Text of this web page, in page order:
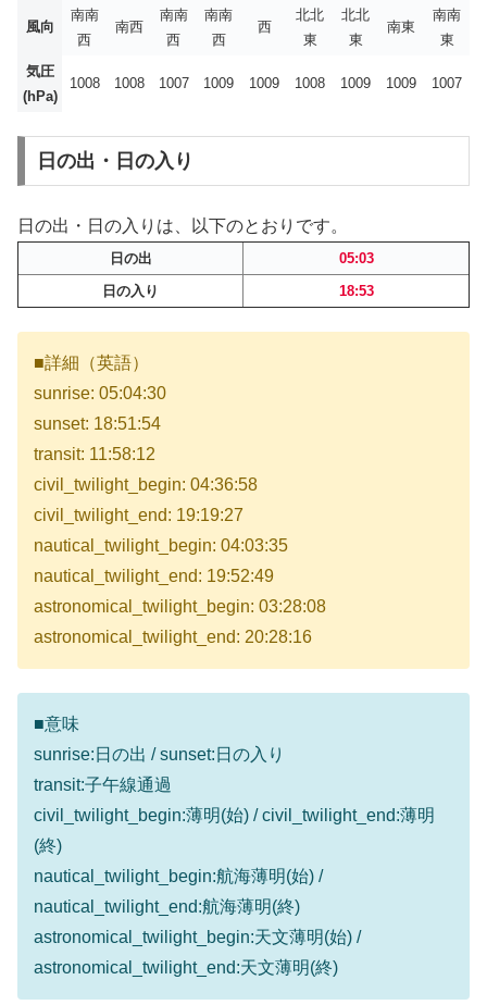
風向
南南
西
南西
南南
西
南南
西
西
北北
東
北北
東
南東
南南
東
気圧
(hPa)
1008 1008 1007 1009 1009 1008 1009 1009 1007
日の出・日の入り
日の出・日の入りは、以下のとおりです。
日の出
05:03
日の入り
18:53
■詳細（英語）
sunrise: 05:04:30
sunset: 18:51:54
transit: 11:58:12
civil_twilight_begin: 04:36:58
civil_twilight_end: 19:19:27
nautical_twilight_begin: 04:03:35
nautical_twilight_end: 19:52:49
astronomical_twilight_begin: 03:28:08
astronomical_twilight_end: 20:28:16
■意味
sunrise:日の出 / sunset:日の入り
transit:子午線通過
civil_twilight_begin:薄明(始) / civil_twilight_end:薄明
(終)
nautical_twilight_begin:航海薄明(始) /
nautical_twilight_end:航海薄明(終)
astronomical_twilight_begin:天文薄明(始) /
astronomical_twilight_end:天文薄明(終)